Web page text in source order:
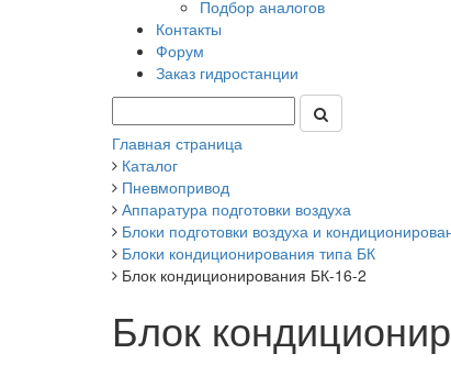
Подбор аналогов
Контакты
Форум
Заказ гидростанции
Главная страница
Каталог
Пневмопривод
Аппаратура подготовки воздуха
Блоки подготовки воздуха и
Блоки кондиционирования типа БК
Блок кондиционирования БК-16-2
Блок